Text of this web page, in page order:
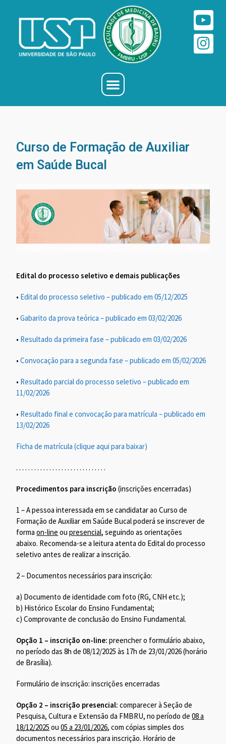
Curso de Formação de Auxiliar
em Saúde Bucal
Edital do processo seletivo e demais publicações
• Edital do processo seletivo – publicado em 05/12/2025
•Gabarito da prova teórica – publicado em 03/02/2026
• Resultado da primeira fase – publicado em 03/02/2026
•Convocação para a segunda fase – publicado em 05/02/2026
• Resultado parcial do processo seletivo – publicado em
11/02/2026
• Resultado final e convocação para matrícula – publicado em
13/02/2026
Ficha de matrícula (clique aqui para baixar)
. . . . . . . . . . . . . . . . . . . . . . . . . . . . . .
Procedimentos para inscrição(inscrições encerradas)
1 – A pessoa interessada em se candidatar ao Curso de
Formação de Auxiliar em Saúde Bucal poderá se inscrever de
formaon-line oupresencial, seguindo as orientações
abaixo. Recomenda-se a leitura atenta do Edital do processo
seletivo antes de realizar a inscrição.
2 – Documentos necessários para inscrição:
a) Documento de identidade com foto (RG, CNH etc.);
b) Histórico Escolar do Ensino Fundamental;
c) Comprovante de conclusão do Ensino Fundamental.
Opção 1 – inscrição on-line: preencher o formulário abaixo,
no período das 8h de 08/12/2025 às 17h de 23/01/2026 (horário
de Brasília).
Formulário de inscrição: inscrições encerradas
Opção 2 – inscrição presencial:comparecer à Seção de
Pesquisa, Cultura e Extensão da FMBRU, no período de08 a
18/12/2025 ou05 a 23/01/2026, com cópias simples dos
documentos necessários para inscrição. Horário de